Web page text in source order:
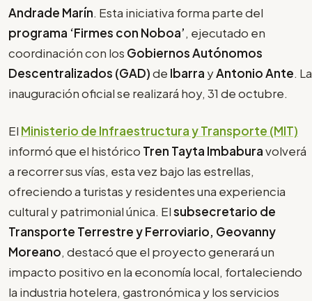
Andrade Marín. Esta iniciativa forma parte del
programa ‘Firmes con Noboa’, ejecutado en
coordinación con los Gobiernos Autónomos
Descentralizados (GAD)de Ibarra yAntonio Ante. La
inauguración oficial se realizará hoy, 31 de octubre.
El Ministerio de Infraestructura y Transporte (MIT)
informó que el histórico Tren Tayta Imbaburavolverá
a recorrer sus vías, esta vez bajo las estrellas,
ofreciendo a turistas y residentes una experiencia
cultural y patrimonial única. Elsubsecretario de
Transporte Terrestre y Ferroviario, Geovanny
Moreano, destacó que el proyecto generará un
impacto positivo en la economía local, fortaleciendo
la industria hotelera, gastronómica y los servicios